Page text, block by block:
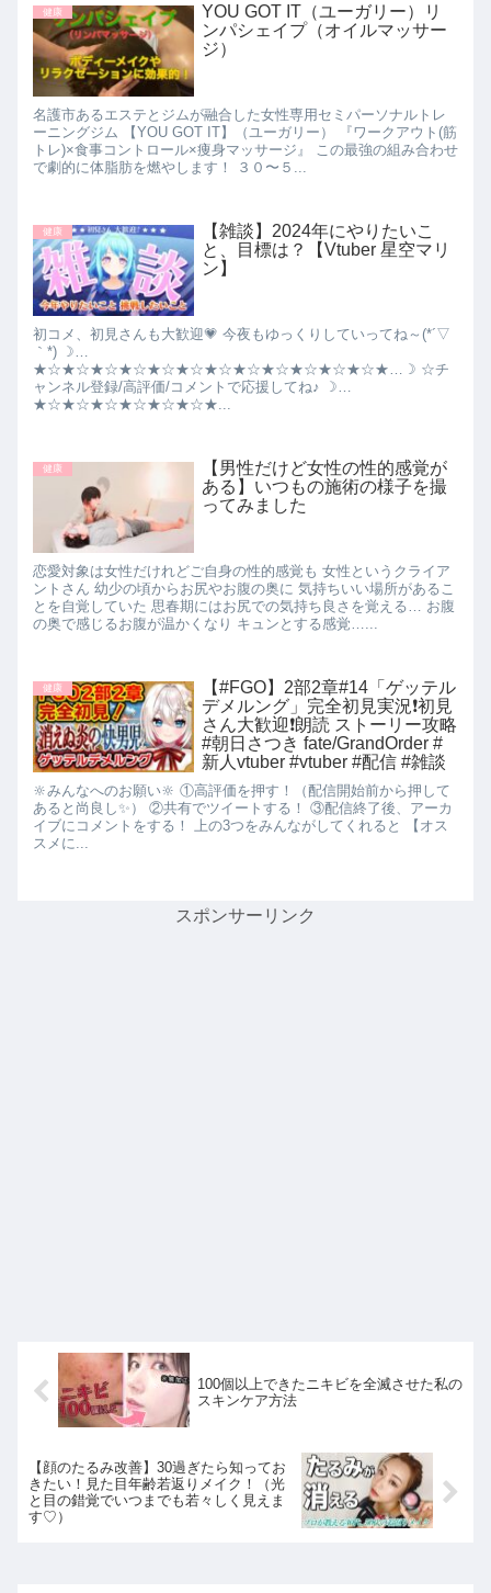
健康
YOU GOT IT（ユーガリー）リ
ンパシェイプ（オイルマッサー
ジ）
名護市あるエステとジムが融合した女性専用セミパーソナルトレ
ーニングジム 【YOU GOT IT】（ユーガリー） 『ワークアウト(筋
トレ)×食事コントロール×痩身マッサージ』 この最強の組み合わせ
で劇的に体脂肪を燃やします！ ３０〜５...
健康
【雑談】2024年にやりたいこ
と、目標は？【Vtuber 星空マリ
ン】
初コメ、初見さんも大歓迎💗 今夜もゆっくりしていってね～(*´▽
｀*) ☽…
★☆★☆★☆★☆★☆★☆★☆★☆★☆★☆★☆★☆★…☽ ☆チ
ャンネル登録/高評価/コメントで応援してね♪ ☽…
★☆★☆★☆★☆★☆★☆★...
健康
【男性だけど女性の性的感覚が
ある】いつもの施術の様子を撮
ってみました
恋愛対象は女性だけれどご自身の性的感覚も 女性というクライア
ントさん 幼少の頃からお尻やお腹の奥に 気持ちいい場所があるこ
とを自覚していた 思春期にはお尻での気持ち良さを覚える… お腹
の奥で感じるお腹が温かくなり キュンとする感覚…...
健康
【#FGO】2部2章#14「ゲッテル
デメルング」完全初見実況❗️初見
さん大歓迎❗朗読 ストーリー攻略
#朝日さつき fate/GrandOrder #
新人vtuber #vtuber #配信 #雑談
🔆みんなへのお願い🔆 ①高評価を押す！（配信開始前から押して
あると尚良し✨） ②共有でツイートする！ ③配信終了後、アーカ
イブにコメントをする！ 上の3つをみんながしてくれると 【オス
スメに...
スポンサーリンク
100個以上できたニキビを全滅させた私の
スキンケア方法
【顔のたるみ改善】30過ぎたら知ってお
きたい！見た目年齢若返りメイク！（光
と目の錯覚でいつまでも若々しく見えま
す♡）